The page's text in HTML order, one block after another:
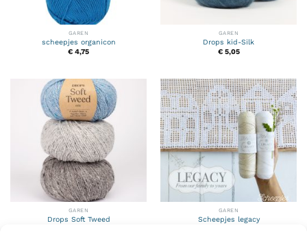
GAREN
scheepjes organicon
€ 4,75
GAREN
Drops kid-Silk
€5,05
GAREN
Drops Soft Tweed
GAREN
Scheepjes legacy